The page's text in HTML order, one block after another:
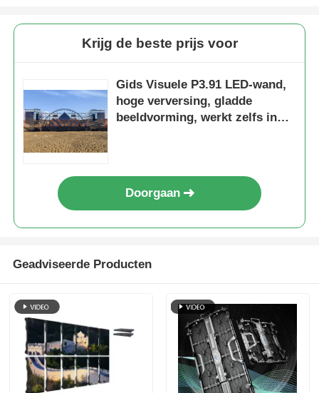
Krijg de beste prijs voor
Gids Visuele P3.91 LED-wand,
hoge verversing, gladde
beeldvorming, werkt zelfs in
Doorgaan
Geadviseerde Producten